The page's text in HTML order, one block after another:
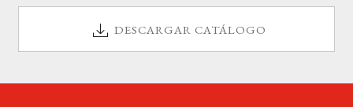
DESCARGAR CATÁLOGO